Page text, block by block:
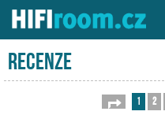
Server o Hi-Fi a AV technice
Recenze
Stránka 1z
1 2